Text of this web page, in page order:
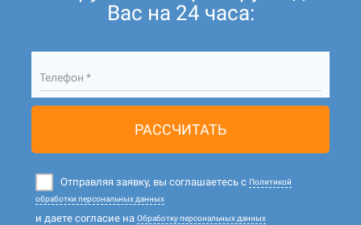
Вас на 24 часа:
Телефон *
РАССЧИТАТЬ
Отправляя заявку, вы соглашаетесь с Политикой
обработки персональных данных
и даете согласие на Обработку персональных данных